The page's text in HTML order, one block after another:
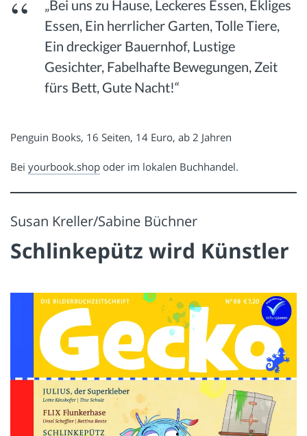
„Bei uns zu Hause, Leckeres Essen, Ekliges
Essen, Ein herrlicher Garten, Tolle Tiere,
Ein dreckiger Bauernhof, Lustige
Gesichter, Fabelhafte Bewegungen, Zeit
fürs Bett, Gute Nacht!“
Penguin Books, 16 Seiten, 14 Euro, ab 2 Jahren
Bei yourbook.shop oder im lokalen Buchhandel.
Susan Kreller/Sabine Büchner
Schlinkepütz wird Künstler